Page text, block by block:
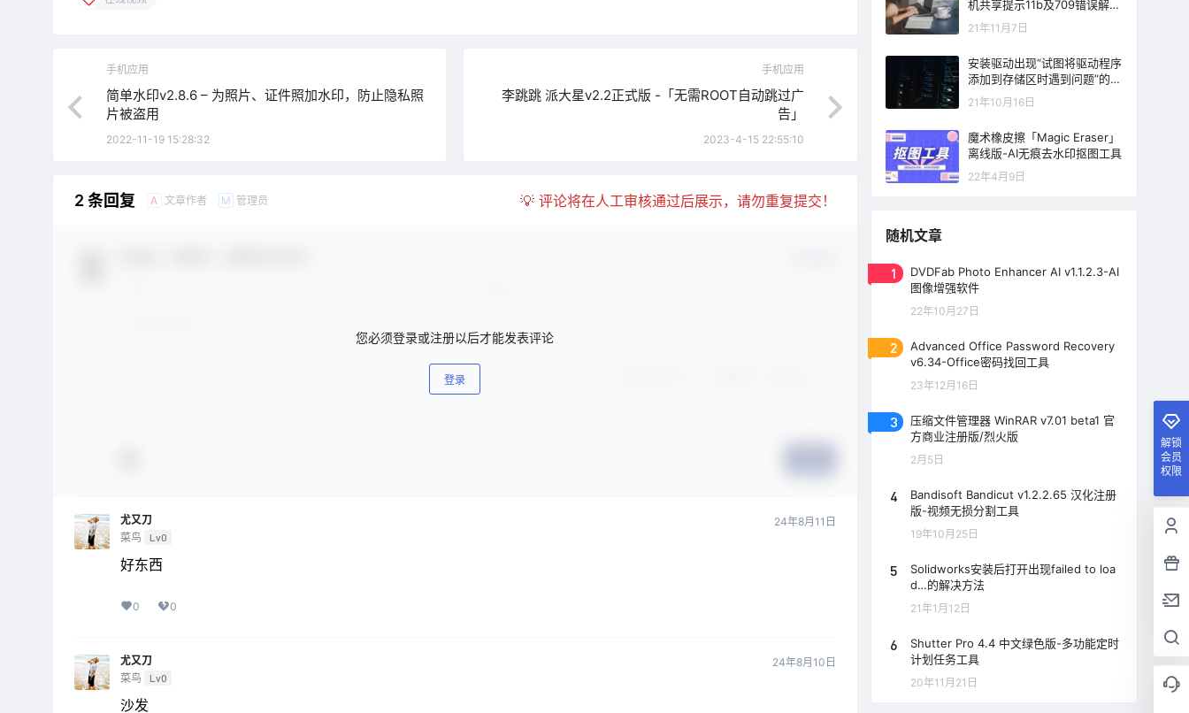
手机应用
简单水印v2.8.6 – 为照片、证件照加水印，防止隐私照
片被盗用
2022-11-19 15:28:32
手机应用
李跳跳 派大星v2.2正式版 -「无需ROOT自动跳过广
告」
2023-4-15 22:55:10
2 条回复 A 文章作者 M 管理员 💡 评论将在人工审核通过后展示，请勿重复提交！
您必须登录或注册以后才能发表评论
登录
尤又刀
菜鸟
Lv0
24年8月11日
好东西
0 0
尤又刀
菜鸟
Lv0
24年8月10日
沙发
机共享提示11b及709错误解决
方法
21年11月7日
安装驱动出现“试图将驱动程序
添加到存储区时遇到问题”的错
误提示解决方法
21年10月16日
魔术橡皮擦「Magic Eraser」
离线版-AI无痕去水印抠图工具
22年4月9日
随机文章
1
DVDFab Photo Enhancer AI v1.1.2.3-AI
图像增强软件
22年10月27日
2
Advanced Office Password Recovery
v6.34-Office密码找回工具
23年12月16日
3
压缩文件管理器 WinRAR v7.01 beta1 官
方商业注册版/烈火版
2月5日
4
Bandisoft Bandicut v1.2.2.65 汉化注册
版-视频无损分割工具
19年10月25日
5
Solidworks安装后打开出现failed to loa
d…的解决方法
21年1月12日
6
Shutter Pro 4.4 中文绿色版-多功能定时
计划任务工具
20年11月21日
解锁
会员
权限